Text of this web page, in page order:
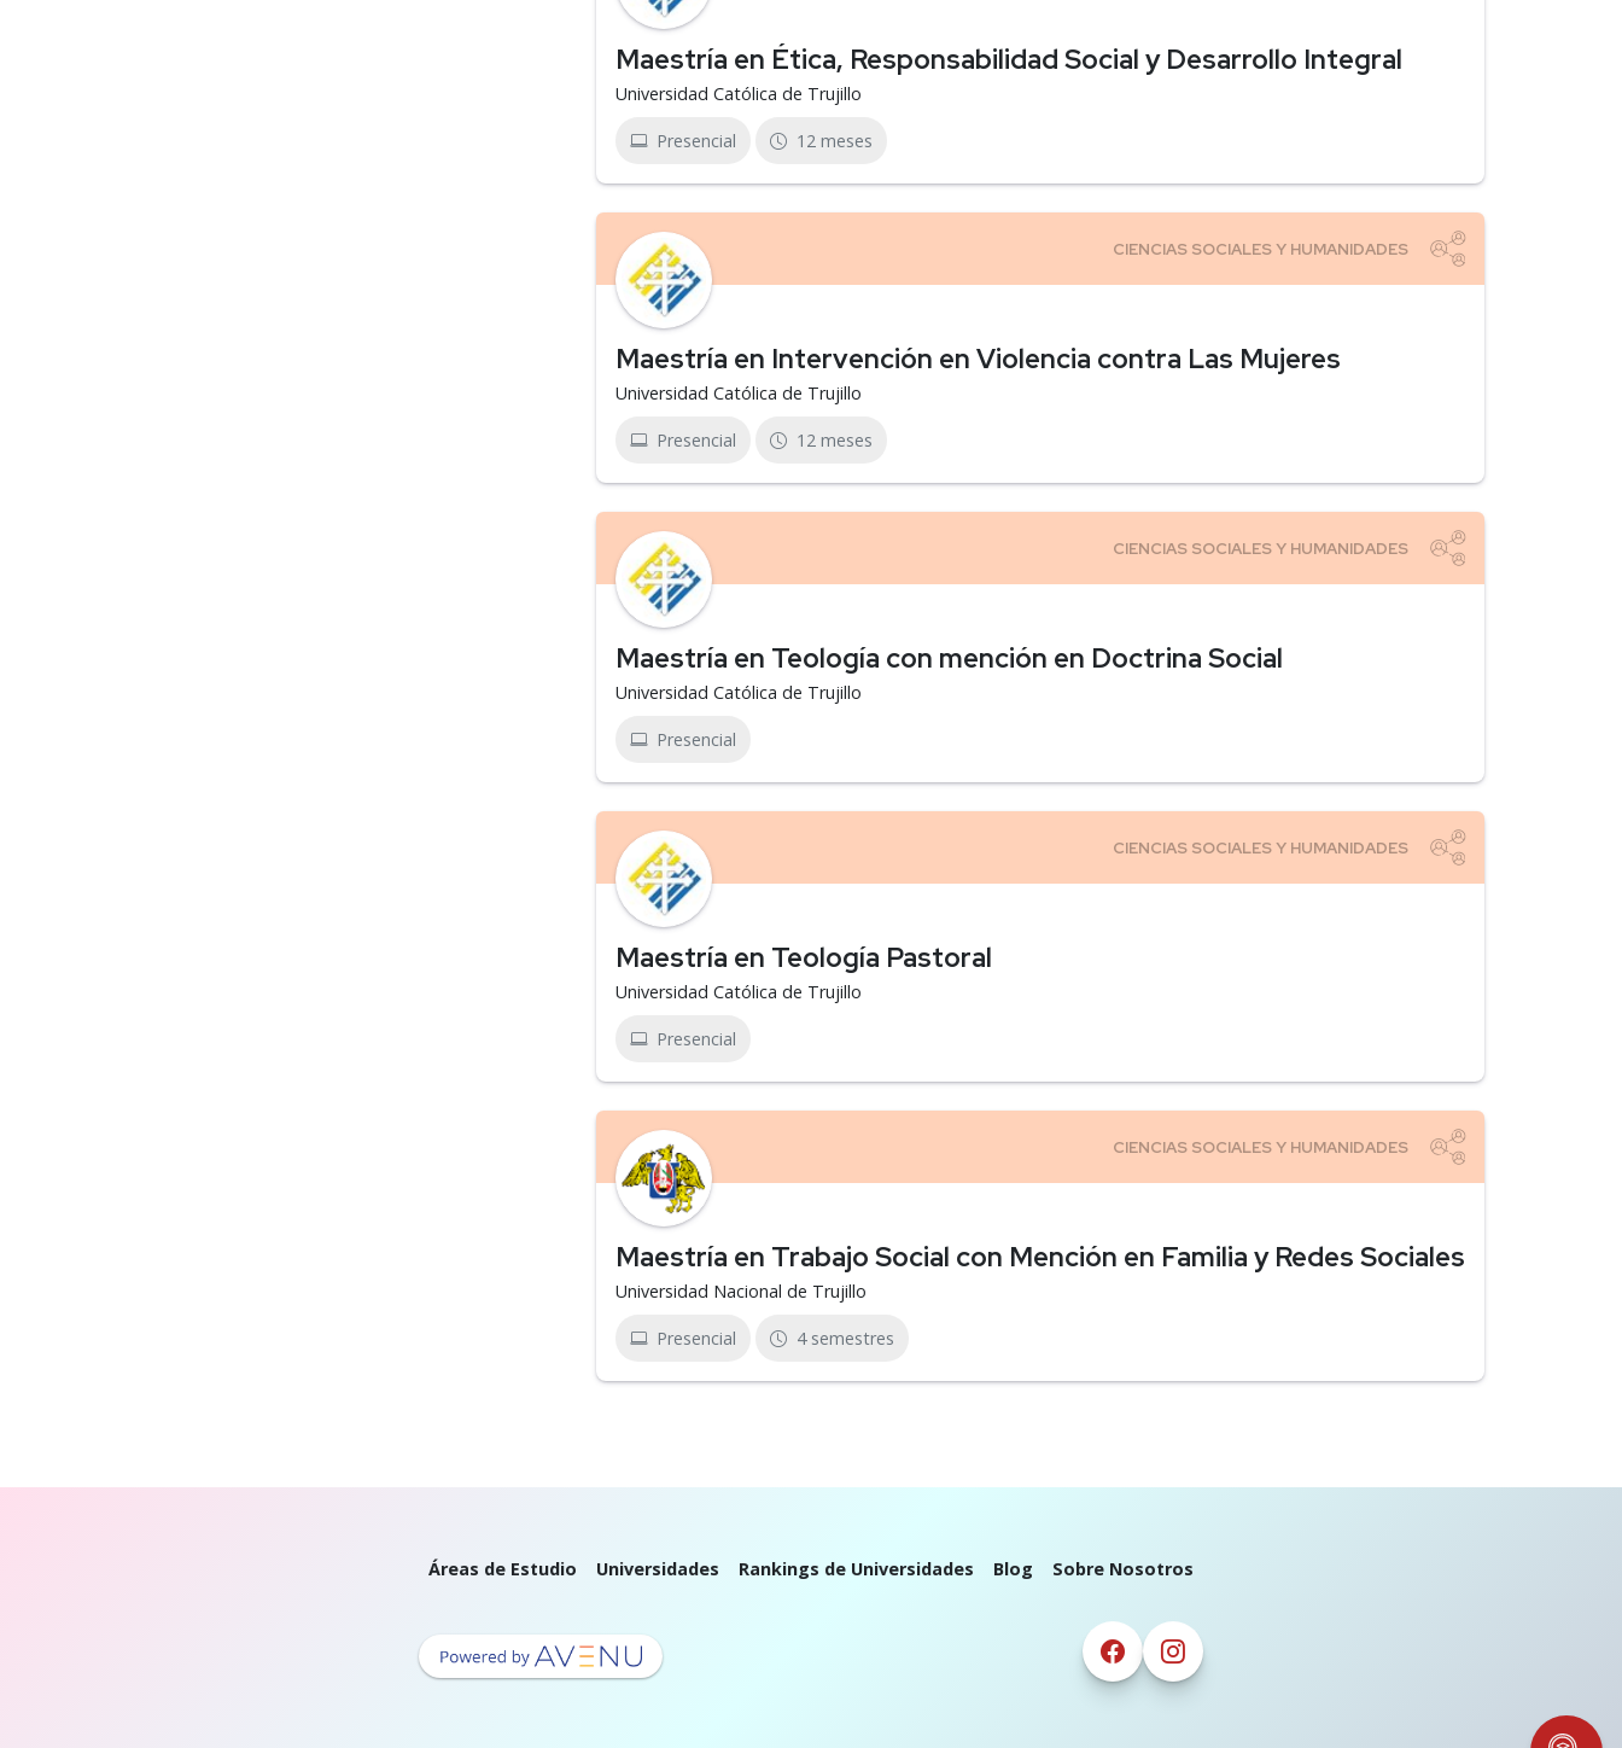
Maestría en Ética, Responsabilidad Social y Desarrollo Integral
Universidad Católica de Trujillo
Presencial 12 meses
Maestría en Intervención en Violencia contra Las Mujeres
Universidad Católica de Trujillo
Presencial 12 meses
Maestría en Teología con mención en Doctrina Social
Universidad Católica de Trujillo
Presencial
Maestría en Teología Pastoral
Universidad Católica de Trujillo
Presencial
Maestría en Trabajo Social con Mención en Familia y Redes Sociales
Universidad Nacional de Trujillo
Presencial 4 semestres
Áreas de Estudio Universidades Rankings de Universidades Blog Sobre Nosotros